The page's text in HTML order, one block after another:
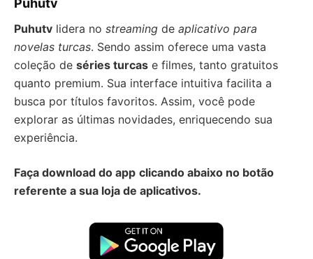
Puhutv
Puhutv lidera no streaming de aplicativo para
novelas turcas. Sendo assim oferece uma vasta
coleção de séries turcas e filmes, tanto gratuitos
quanto premium. Sua interface intuitiva facilita a
busca por títulos favoritos. Assim, você pode
explorar as últimas novidades, enriquecendo sua
experiência.
Faça download do app clicando abaixo no botão
referente a sua loja de aplicativos.